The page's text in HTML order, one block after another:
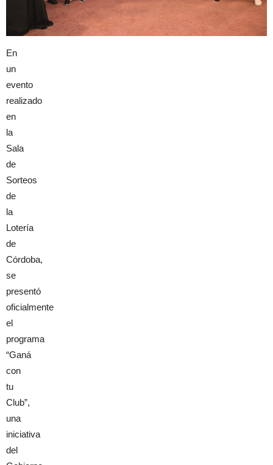
En
un
evento
realizado
en
la
Sala
de
Sorteos
de
la
Lotería
de
Córdoba,
se
presentó
oficialmente
el
programa
“Ganá
con
tu
Club”,
una
iniciativa
del